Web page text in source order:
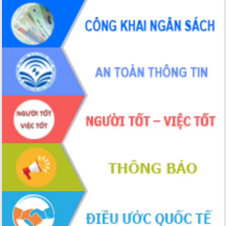
Hội thảo khoa học “Giải pháp thúc đẩy
phát triển nền kinh tế xanh tại tỉnh
Đắk Lắk”
Tăng cường giám sát, đôn đốc thực
hiện nhiệm vụ quản lý tài sản công
hàng tuần
Tháo gỡ những vướng mắc, đẩy mạnh
công tác cải cách thủ tục hành chính
tại Trung tâm Phục vụ hành chính
công tỉnh
Đắk Lắk: Tôn vinh 46 giải pháp tại Hội
thi Sáng tạo Kỹ thuật 2024 - 2025
Đắk Lắk rà soát, điều chỉnh Đề án 190
về phát triển nuôi trồng thủy sản
Phó Chủ tịch UBND tỉnh Đắk Lắk
Trương Công Thái kiểm tra thực địa
Dự án cao tốc Khánh Hòa - Buôn Ma
Thuột
Định vị cà phê Việt Nam như một “di
sản sống” trong dòng chảy toàn cầu